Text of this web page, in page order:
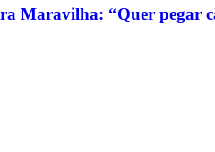
Maravilha: “Quer pegar